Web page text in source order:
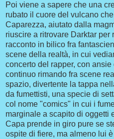
Poi viene a sapere che una
rubato il cuore del vulcano
Caparezza, aiutato dalla
riuscire a ritrovare Darktar per
racconto in bilico fra
scene della realtà, in cui
concerto del rapper, con
continuo rimando fra scene
spazio, divertente la tappa
da fumettisti, una specie di
col nome "comics" in cui i
marginale a scapito di oggetti
Capa prende in giro pure se
ospite di fiere, ma almeno lui